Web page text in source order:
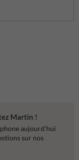
Martin !
aujourd'hui
sur nos